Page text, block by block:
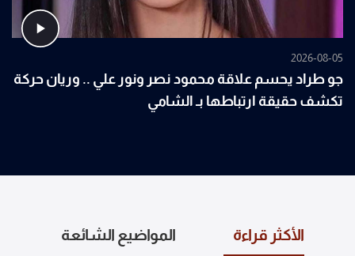
2026-08-05
جو طراد يحسم علاقة محمود نصر ونور علي .. وريان حركة
تكشف حقيقة ارتباطها بـ الشامي
الأكثر قراءة المواضيع الشائعة